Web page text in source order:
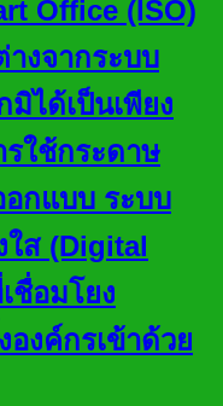
Office (ISO)
งจากระบบ
มิได้เป็นเพียง
ใช้กระดาษ
อกแบบ ระบบ
ใส (Digital
ชื่อมโยง
งค์กรเข้าด้วย